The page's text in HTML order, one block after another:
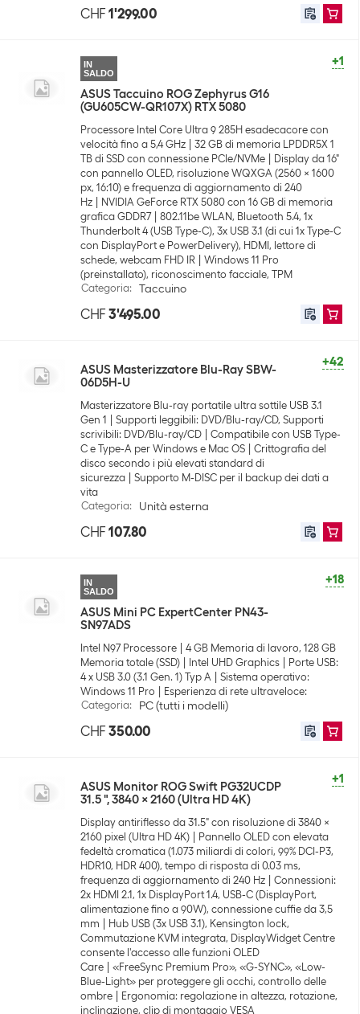
CHF 1'299.00
+1
IN
SALDO
ASUS Taccuino ROG Zephyrus G16
(GU605CW-QR107X) RTX 5080
Processore Intel Core Ultra 9 285H esadecacore con
velocità fino a 5,4 GHz
32 GB di memoria LPDDR5X 1
TB di SSD con connessione PCIe/NVMe
Display da 16"
con pannello OLED, risoluzione WQXGA (2560 x 1600
px, 16:10) e frequenza di aggiornamento di 240
Hz
NVIDIA GeForce RTX 5080 con 16 GB di memoria
grafica GDDR7
802.11be WLAN, Bluetooth 5.4, 1x
Thunderbolt 4 (USB Type-C), 3x USB 3.1 (di cui 1x Type-C
con DisplayPort e PowerDelivery), HDMI, lettore di
schede, webcam FHD IR
Windows 11 Pro
(preinstallato), riconoscimento facciale, TPM
Categoria: Taccuino
CHF 3'495.00
+42
ASUS Masterizzatore Blu-Ray SBW-
06D5H-U
Masterizzatore Blu-ray portatile ultra sottile USB 3.1
Gen 1
Supporti leggibili: DVD/Blu-ray/CD, Supporti
scrivibili: DVD/Blu-ray/CD
Compatibile con USB Type-
C e Type-A per Windows e Mac OS
Crittografia del
disco secondo i più elevati standard di
sicurezza
Supporto M-DISC per il backup dei dati a
vita
Categoria: Unità esterna
CHF 107.80
+18
IN
SALDO
ASUS Mini PC ExpertCenter PN43-
SN97ADS
Intel N97 Processore
4 GB Memoria di lavoro, 128 GB
Memoria totale (SSD)
Intel UHD Graphics
Porte USB:
4 x USB 3.0 (3.1 Gen. 1) Typ A
Sistema operativo:
Windows 11 Pro
Esperienza di rete ultraveloce:
Categoria: PC (tutti i modelli)
CHF 350.00
+1
ASUS Monitor ROG Swift PG32UCDP
31.5 ", 3840 x 2160 (Ultra HD 4K)
Display antiriflesso da 31.5″ con risoluzione di 3840 x
2160 pixel (Ultra HD 4K)
Pannello OLED con elevata
fedeltà cromatica (1.073 miliardi di colori, 99% DCI-P3,
HDR10, HDR 400), tempo di risposta di 0.03 ms,
frequenza di aggiornamento di 240 Hz
Connessioni:
2x HDMI 2.1, 1x DisplayPort 1.4, USB-C (DisplayPort,
alimentazione fino a 90W), connessione cuffie da 3,5
mm
Hub USB (3x USB 3.1), Kensington lock,
Commutazione KVM integrata, DisplayWidget Centre
consente l'accesso alle funzioni OLED
Care
«FreeSync Premium Pro», «G-SYNC», «Low-
Blue-Light» per proteggere gli occhi, controllo delle
ombre
Ergonomia: regolazione in altezza, rotazione,
inclinazione, clip di montaggio VESA